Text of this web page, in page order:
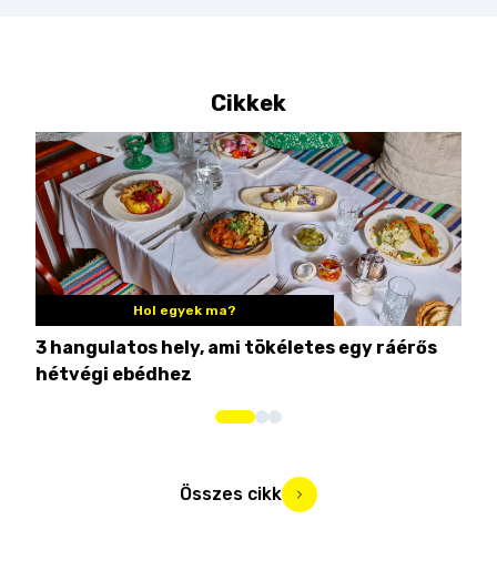
Cikkek
Hol egyek ma?
3 hangulatos hely, ami tökéletes egy ráérős
hétvégi ebédhez
Összes cikk